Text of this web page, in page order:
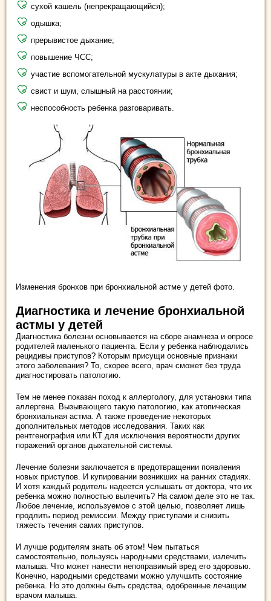
сухой кашель (непрекращающийся);
одышка;
прерывистое дыхание;
повышение ЧСС;
участие вспомогательной мускулатуры в акте дыхания;
свист и шум, слышный на расстоянии;
неспособность ребенка разговаривать.
Изменения бронхов при бронхиальной астме у детей фото.
Диагностика и лечение бронхиальной
астмы у детей
Диагностика болезни основывается на сборе анамнеза и опросе
родителей маленького пациента. Если у ребенка наблюдались
рецидивы приступов? Которым присущи основные признаки
этого заболевания? То, скорее всего, врач сможет без труда
диагностировать патологию.
Тем не менее показан поход к аллергологу, для установки типа
аллергена. Вызывающего такую патологию, как атопическая
бронхиальная астма. А также проведение некоторых
дополнительных методов исследования. Таких как
рентгенография или КТ для исключения вероятности других
поражений органов дыхательной системы.
Лечение болезни заключается в предотвращении появления
новых приступов. И купировании возникших на ранних стадиях.
И хотя каждый родитель надеется услышать от доктора, что их
ребенка можно полностью вылечить? На самом деле это не так.
Любое лечение, используемое с этой целью, позволяет лишь
продлить период ремиссии. Между приступами и снизить
тяжесть течения самих приступов.
И лучше родителям знать об этом! Чем пытаться
самостоятельно, пользуясь народными средствами, излечить
малыша. Что может нанести непоправимый вред его здоровью.
Конечно, народными средствами можно улучшить состояние
ребенка. Но это должны быть средства, одобренные лечащим
врачом малыша.